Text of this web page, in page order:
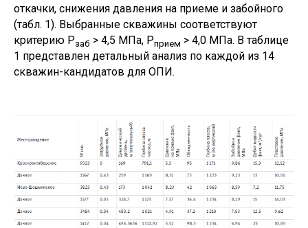
откачки, снижения давления на приеме и забойного
(табл. 1). Выбранные скважины соответствуют
критерию Pзаб > 4,5 МПа, Pприем > 4,0 МПа. В таблице
1 представлен детальный анализ по каждой из 14
скважин-кандидатов для ОПИ.